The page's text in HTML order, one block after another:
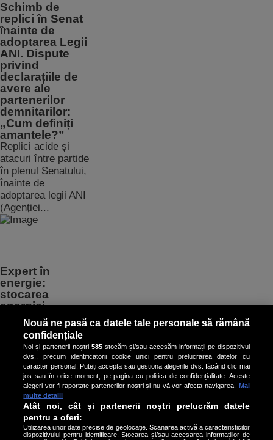
Schimb de
replici în Senat
înainte de
adoptarea Legii
ANI. Dispute
privind
declarațiile de
avere ale
partenerilor
demnitarilor:
„Cum definiți
amantele?”
Replici acide și
atacuri între partide
în plenul Senatului,
înainte de
adoptarea legii ANI
(Agenției...
Expert în
energie:
stocarea
energiei
electrice în
baterii trebuie
accelerată. Deși
capacitatea a
crescut,
aceasta nu este
suficientă
pentru a trece
mai ușor prin
viitoarele crize
energetice
Nouă ne pasă ca datele tale personale să rămână
confidențiale
Noi și partenerii noștri585 stocăm și/sau accesăm informații pe dispozitivul
dvs., precum identificatorii cookie unici pentru prelucrarea datelor cu
caracter personal. Puteți accepta sau gestiona alegerile dvs. făcând clic mai
jos sau în orice moment, pe pagina cu politica de confidențialitate. Aceste
alegeri vor fi raportate partenerilor noștri și nu vă vor afecta navigarea.
Mai
multe detalii
Atât noi, cât și partenerii noștri prelucrăm datele
pentru a oferi:
Utilizarea unor date precise de geolocație. Scanarea activă a caracteristicilor
dispozitivului pentru identificare. Stocarea și/sau accesarea informațiilor de